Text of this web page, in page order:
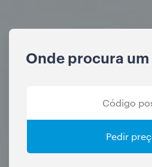
Onde procura
Pedir